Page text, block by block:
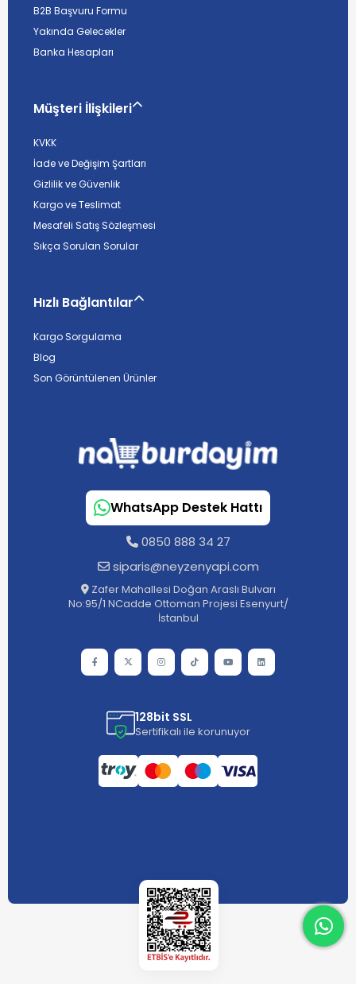
B2B Başvuru Formu
Yakında Gelecekler
Banka Hesapları
Müşteri İlişkileri
KVKK
İade ve Değişim Şartları
Gizlilik ve Güvenlik
Kargo ve Teslimat
Mesafeli Satış Sözleşmesi
Sıkça Sorulan Sorular
Hızlı Bağlantılar
Kargo Sorgulama
Blog
Son Görüntülenen Ürünler
WhatsApp Destek Hattı
0850 888 34 27
siparis@neyzenyapi.com
Zafer Mahallesi Doğan Araslı Bulvarı
No:95/1 NCadde Ottoman Projesi Esenyurt/
İstanbul
128bit SSL
Sertifikalı ile korunuyor